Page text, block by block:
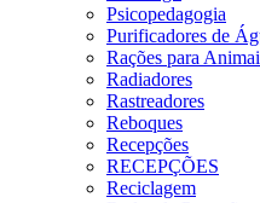
Psicopedagogia
Purificadores de
Rações para
Radiadores
Rastreadores
Reboques
Recepções
RECEPÇÕES
Reciclagem